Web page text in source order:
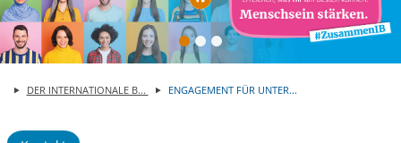
Automatische
DER INTERNATIONALE B... ENGAGEMENT FÜR UNTER...